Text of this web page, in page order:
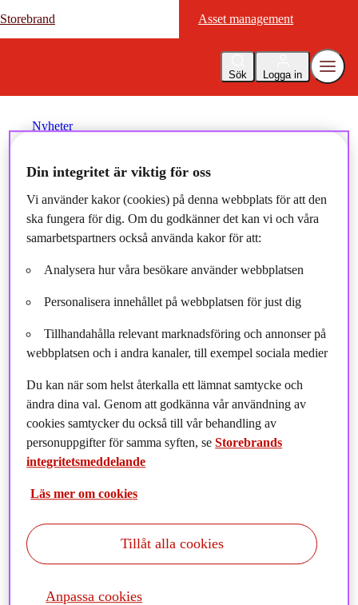
Storebrand Asset management
Sök Logga in
Storebrand Asset management
Nyheter
Sustainable Investments Q1
2022
Nu presenterar vi vår senaste rapport Sustainable
Investments för Q1 2022.
Din integritet är viktig för oss
Vi använder kakor (cookies) på denna webbplats för att den
ska fungera för dig. Om du godkänner det kan vi och våra
samarbetspartners också använda kakor för att:
Analysera hur våra besökare använder webbplatsen
Personalisera innehållet på webbplatsen för just dig
Tillhandahålla relevant marknadsföring och annonser på
webbplatsen och i andra kanaler, till exempel sociala medier
Du kan när som helst återkalla ett lämnat samtycke och
ändra dina val. Genom att godkänna vår användning av
cookies samtycker du också till vår behandling av
personuppgifter för samma syften, seStorebrands
integritetsmeddelande
Läs mer om cookies
Anpassa cookies
Tillåt alla cookies